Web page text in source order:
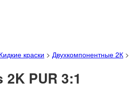
краски > Двухкомпонентные 2К >
PUR 3:1